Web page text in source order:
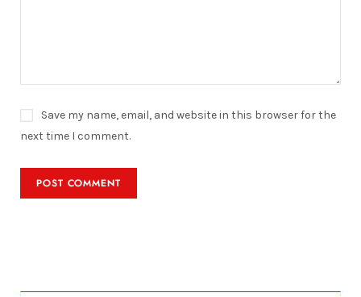
Save my name, email, and website in this browser for the
next time I comment.